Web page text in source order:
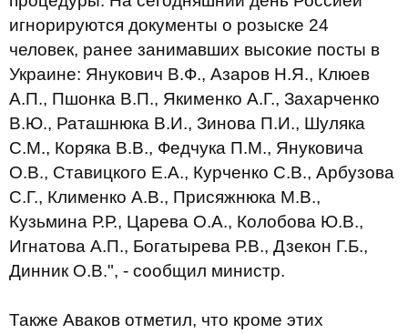
игнорируются документы о розыске 24
человек, ранее занимавших высокие посты в
Украине: Янукович В.Ф., Азаров Н.Я., Клюев
А.П., Пшонка В.П., Якименко А.Г., Захарченко
В.Ю., Раташнюка В.И., Зинова П.И., Шуляка
С.М., Коряка В.В., Федчука П.М., Януковича
О.В., Ставицкого Е.А., Курченко С.В., Арбузова
С.Г., Клименко А.В., Присяжнюка М.В.,
Кузьмина Р.Р., Царева О.А., Колобова Ю.В.,
Игнатова А.П., Богатырева Р.В., Дзекон Г.Б.,
Динник О.В.", - сообщил министр.
Также Аваков отметил, что кроме этих